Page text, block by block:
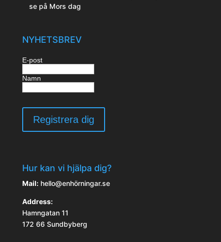
se på Mors dag
NYHETSBREV
E-post
Namn
Hur kan vi hjälpa dig?
Mail:hello@enhörningar.se
Address:
Hamngatan 11
172 66 Sundbyberg